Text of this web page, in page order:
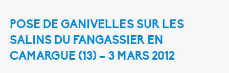
POSE DE GANIVELLES SUR LES
SALINS DU FANGASSIER EN
CAMARGUE (13) – 3 MARS 2012